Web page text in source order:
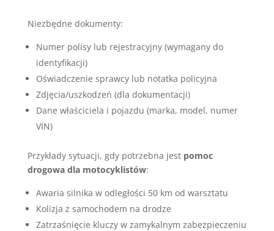
Niezbędne dokumenty:
Numer polisy lub rejestracyjny (wymagany do
identyfikacji)
Oświadczenie sprawcy lub notatka policyjna
Zdjęcia/uszkodzeń (dla dokumentacji)
Dane właściciela i pojazdu (marka, model, numer
VIN)
Przykłady sytuacji, gdy potrzebna jest pomoc
drogowa dla motocyklistów:
Awaria silnika w odległości 50 km od warsztatu
Kolizja z samochodem na drodze
Zatrzaśnięcie kluczy w zamykalnym zabezpieczeniu